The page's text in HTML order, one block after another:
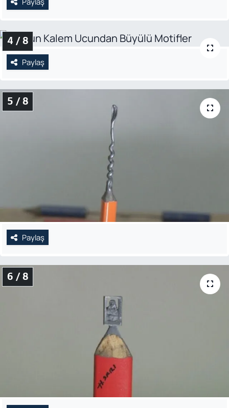
4 / 8
Paylaş
5 / 8
Paylaş
6 / 8